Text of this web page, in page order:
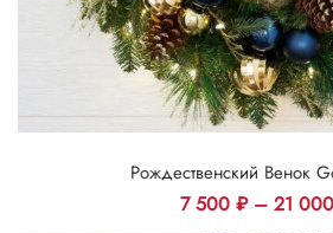
Рождественский Венок
7 500 ₽– 21 000